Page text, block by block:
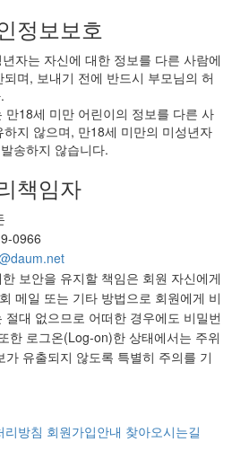
정보보호
자는 자신에 대한 정보를 다른 사람에
며, 보내기 전에 반드시 부모님의 허
만18세 미만 어린이의 정보를 다른 사
지 않으며, 만18세 미만의 미성년자
송하지 않습니다.
책임자
0966
보안을 유지할 책임은 회원 자신에게
메일 또는 기타 방법으로 회원에게 비
대 없으므로 어떠한 경우에도 비밀번
한 로그온(Log-on)한 상태에서는 주위
유출되지 않도록 특별히 주의를 기
리방침 회원가입안내 찾아오시는길